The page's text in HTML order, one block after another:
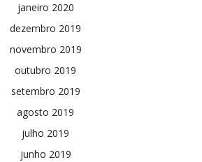
janeiro 2020
dezembro 2019
novembro 2019
outubro 2019
setembro 2019
agosto 2019
julho 2019
junho 2019